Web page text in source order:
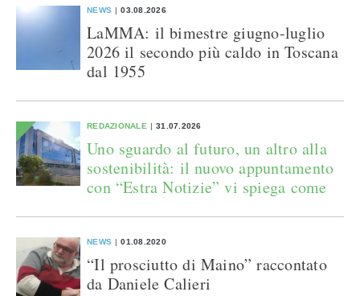
NEWS 03.08.2026
LaMMA: il bimestre giugno-luglio
2026 il secondo più caldo in Toscana
dal 1955
REDAZIONALE 31.07.2026
Uno sguardo al futuro, un altro alla
sostenibilità: il nuovo appuntamento
con “Estra Notizie” vi spiega come
NEWS 01.08.2020
“Il prosciutto di Maino” raccontato
da Daniele Calieri